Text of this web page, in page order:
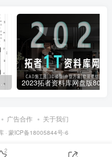
局方案ps分层PSD彩平图源文件
广告合作 关于我们
· 蒙ICP备18005844号-6
2